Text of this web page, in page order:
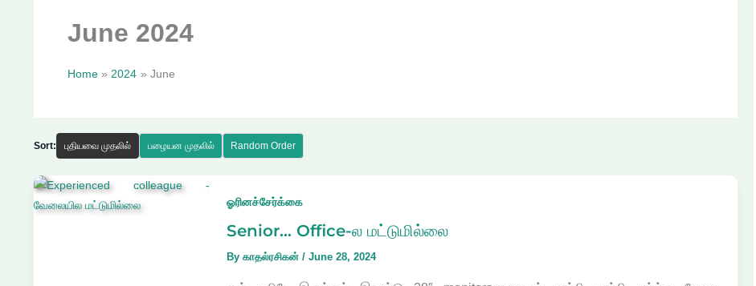
June 2024
Home 2024 June
Sort: புதியவை முதலில் பழையன முதலில் Random Order
ஓரினச்சேர்க்கை
Senior… Office-ல மட்டுமில்லை
By காதல்ரசிகன் / June 28, 2024